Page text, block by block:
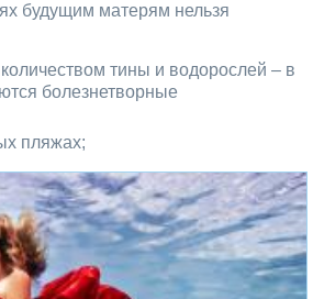
будущим матерям нельзя
тины и водорослей – в
болезнетворные
пляжах;